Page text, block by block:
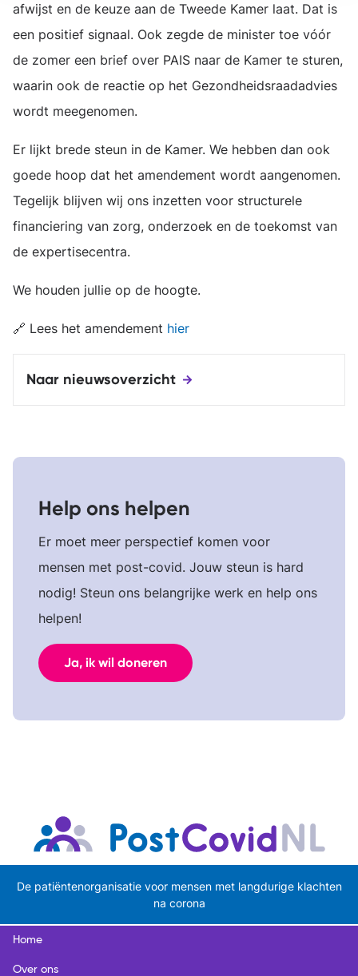
afwijst en de keuze aan de Tweede Kamer laat. Dat is
een positief signaal. Ook zegde de minister toe vóór
de zomer een brief over PAIS naar de Kamer te sturen,
waarin ook de reactie op het Gezondheidsraadadvies
wordt meegenomen.
Er lijkt brede steun in de Kamer. We hebben dan ook
goede hoop dat het amendement wordt aangenomen.
Tegelijk blijven wij ons inzetten voor structurele
financiering van zorg, onderzoek en de toekomst van
de expertisecentra.
We houden jullie op de hoogte.
🔗 Lees het amendement hier
Naar nieuwsoverzicht
Help ons helpen
Er moet meer perspectief komen voor
mensen met post-covid. Jouw steun is hard
nodig! Steun ons belangrijke werk en help ons
helpen!
Ja, ik wil doneren
De patiëntenorganisatie voor mensen met langdurige klachten
na corona
Home
Over ons